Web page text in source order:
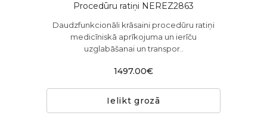
Procedūru ratiņi NEREZ2863
Daudzfunkcionāli krāsaini procedūru ratiņi
medicīniskā aprīkojuma un ierīču
uzglabāšanai un transpor..
1497.00€
Ielikt grozā